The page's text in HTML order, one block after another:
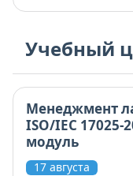
Учебный
Менеджмент
ISO/IEC
модуль
17 августа